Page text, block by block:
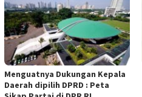
Menguatnya Dukungan Kepala
Daerah dipilih DPRD : Peta